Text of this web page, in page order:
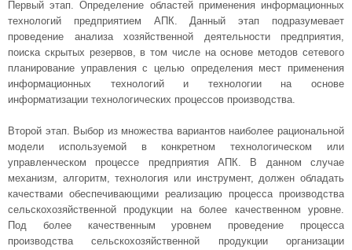
Первый этап. Определение областей применения информационных
технологий предприятием АПК. Данный этап подразумевает
проведение анализа хозяйственной деятельности предприятия,
поиска скрытых резервов, в том числе на основе методов сетевого
планирование управления с целью определения мест применения
информационных технологий и технологии на основе
информатизации технологических процессов производства.
Второй этап. Выбор из множества вариантов наиболее рациональной
модели используемой в конкретном технологическом или
управленческом процессе предприятия АПК. В данном случае
механизм, алгоритм, технология или инструмент, должен обладать
качествами обеспечивающими реализацию процесса производства
сельскохозяйственной продукции на более качественном уровне.
Под более качественным уровнем проведение процесса
производства сельскохозяйственной продукции организации